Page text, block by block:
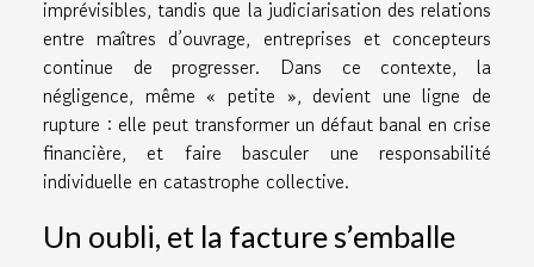
imprévisibles, tandis que la judiciarisation des relations
entre maîtres d’ouvrage, entreprises et concepteurs
continue de progresser. Dans ce contexte, la
négligence, même « petite », devient une ligne de
rupture : elle peut transformer un défaut banal en crise
financière, et faire basculer une responsabilité
individuelle en catastrophe collective.
Un oubli, et la facture s’emballe